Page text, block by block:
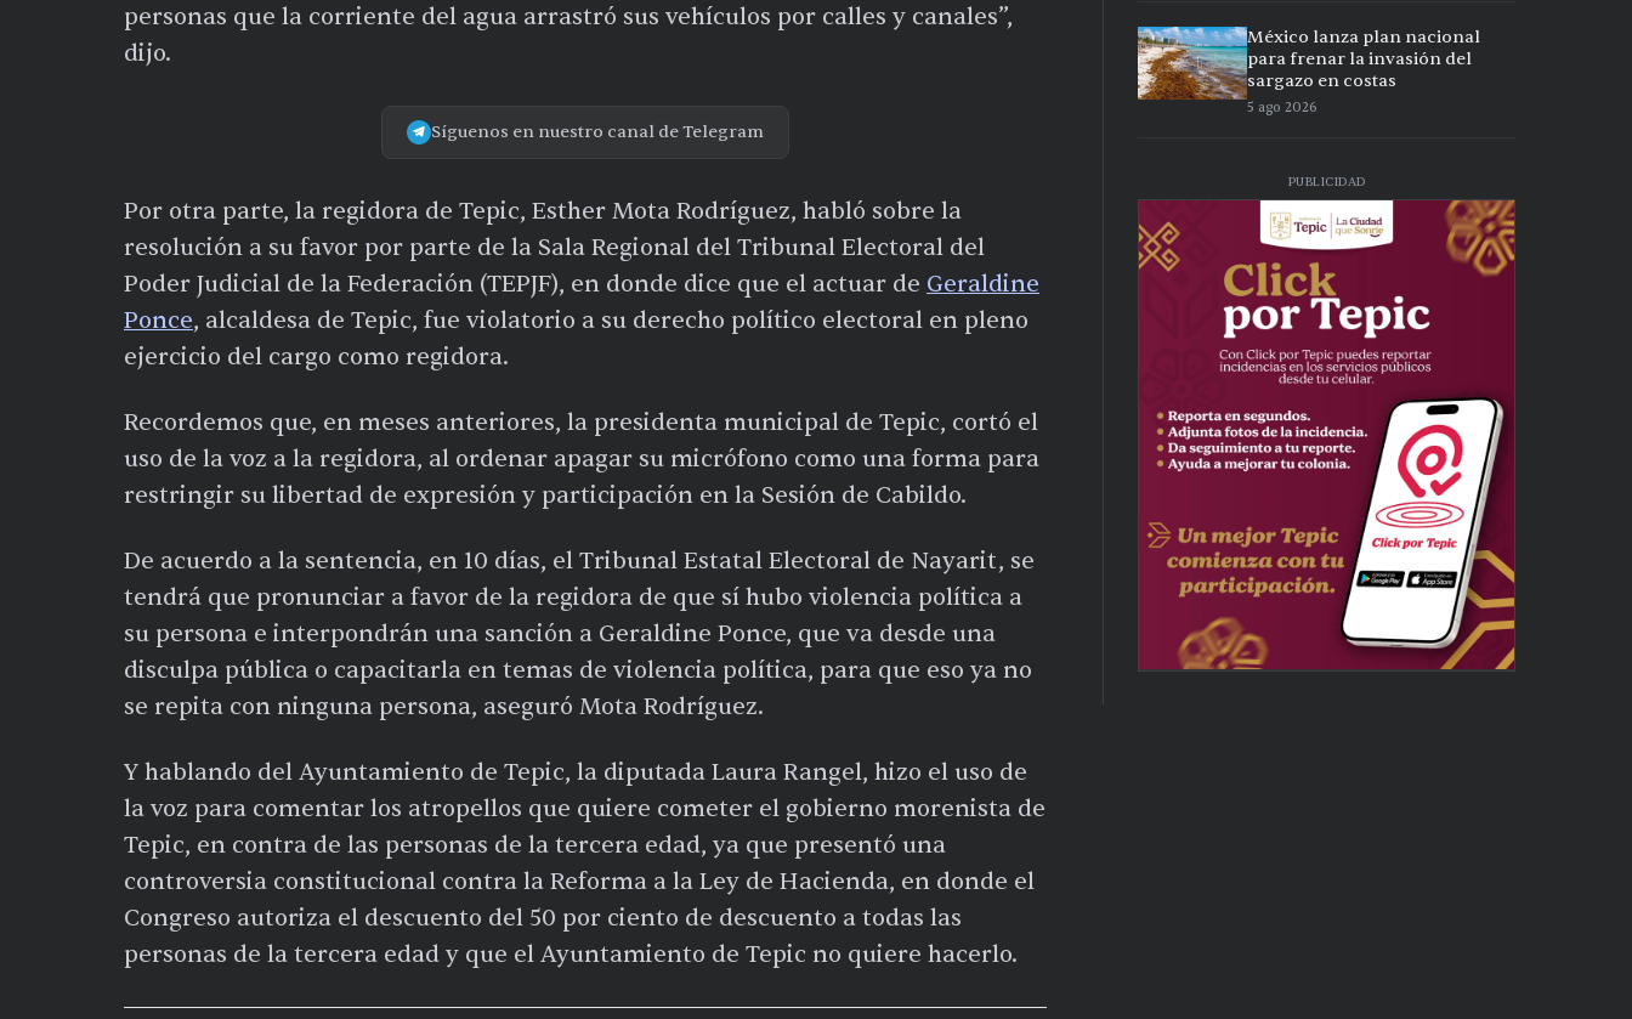
personas que la corriente del agua arrastró sus vehículos por calles y canales”,
dijo.
Síguenos en nuestro canal de Telegram
Por otra parte, la regidora de Tepic, Esther Mota Rodríguez, habló sobre la
resolución a su favor por parte de la Sala Regional del Tribunal Electoral del
Poder Judicial de la Federación (TEPJF), en donde dice que el actuar de Geraldine
Ponce, alcaldesa de Tepic, fue violatorio a su derecho político electoral en pleno
ejercicio del cargo como regidora.
Recordemos que, en meses anteriores, la presidenta municipal de Tepic, cortó el
uso de la voz a la regidora, al ordenar apagar su micrófono como una forma para
restringir su libertad de expresión y participación en la Sesión de Cabildo.
De acuerdo a la sentencia, en 10 días, el Tribunal Estatal Electoral de Nayarit, se
tendrá que pronunciar a favor de la regidora de que sí hubo violencia política a
su persona e interpondrán una sanción a Geraldine Ponce, que va desde una
disculpa pública o capacitarla en temas de violencia política, para que eso ya no
se repita con ninguna persona, aseguró Mota Rodríguez.
Y hablando del Ayuntamiento de Tepic, la diputada Laura Rangel, hizo el uso de
la voz para comentar los atropellos que quiere cometer el gobierno morenista de
Tepic, en contra de las personas de la tercera edad, ya que presentó una
controversia constitucional contra la Reforma a la Ley de Hacienda, en donde el
Congreso autoriza el descuento del 50 por ciento de descuento a todas las
personas de la tercera edad y que el Ayuntamiento de Tepic no quiere hacerlo.
México lanza plan nacional
para frenar la invasión del
sargazo en costas
5 ago 2026
PUBLICIDAD